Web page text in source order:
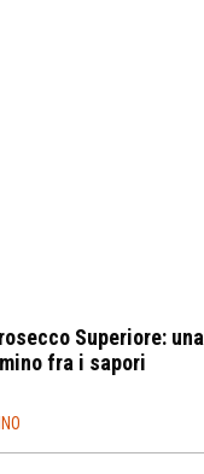
Superiore: una
fra i sapori